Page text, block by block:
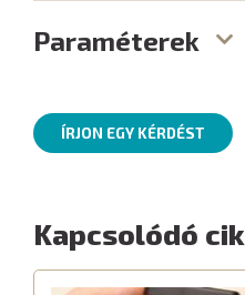
Paraméterek
ÍRJON EGY KÉRDÉST
Kapcsolódó